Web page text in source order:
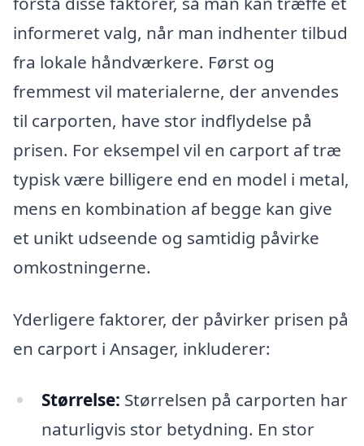
informeret valg, når man indhenter tilbud
fra lokale håndværkere. Først og
fremmest vil materialerne, der anvendes
til carporten, have stor indflydelse på
prisen. For eksempel vil en carport af træ
typisk være billigere end en model i metal,
mens en kombination af begge kan give
et unikt udseende og samtidig påvirke
omkostningerne.
Yderligere faktorer, der påvirker prisen på
en carport i Ansager, inkluderer:
Størrelse: Størrelsen på carporten har
naturligvis stor betydning. En stor